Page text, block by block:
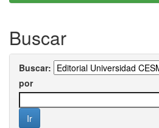
Buscar
Buscar:
por